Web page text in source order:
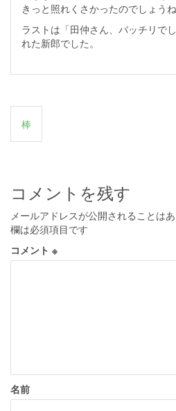
きっと照れくさかったのでしょうね
ラストは「田仲さん、バッチリで
れた新郎でした。
投
稿
ビ
ゲ
ー
シ
棒
コメントを残す
メールアドレスが公開されることはあ
欄は必須項目です
コメント ※
名前